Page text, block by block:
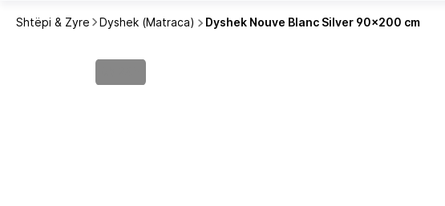
Shtëpi & Zyre Dyshek (Matraca) Dyshek Nouve Blanc Silver 90x200 cm